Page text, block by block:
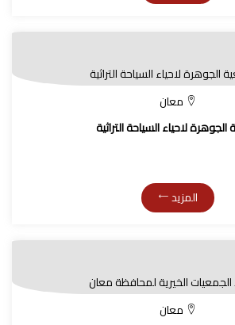
معان
لاحياء السياحة التراثية
المزيد
معان